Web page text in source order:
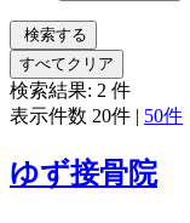
検索する
すべてクリア
検索結果: 2 件
表示件数 20件 | 50件
ゆず接骨院